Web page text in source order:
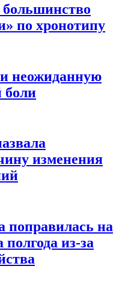
большинство
по хронотипу
неожиданную
боли
изменения
поправилась на
из-за